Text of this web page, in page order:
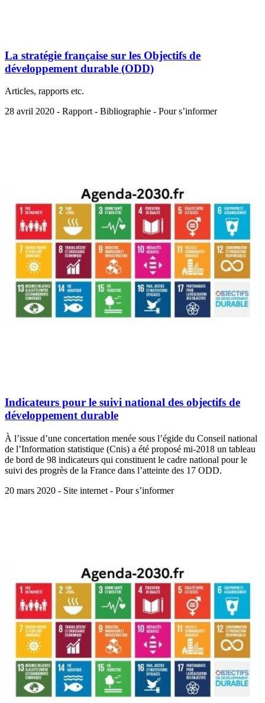
La stratégie française sur les Objectifs de
développement durable (ODD)
Articles, rapports etc.
28 avril 2020 - Rapport - Bibliographie - Pour s’informer
Indicateurs pour le suivi national des objectifs de
développement durable
À l’issue d’une concertation menée sous l’égide du Conseil national
de l’Information statistique (Cnis) a été proposé mi-2018 un tableau
de bord de 98 indicateurs qui constituent le cadre national pour le
suivi des progrès de la France dans l’atteinte des 17 ODD.
20 mars 2020 - Site internet - Pour s’informer